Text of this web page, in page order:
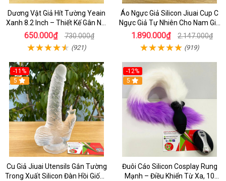
Dương Vật Giả Hít Tường Yeain
Xanh 8.2 Inch – Thiết Kế Gân Nổi
Chân Thật
650.000₫ 730.000₫
(921)
Áo Ngực Giả Silicon Jiuai Cup C
Ngực Giả Tự Nhiên Cho Nam Giả
Gái, Drag Queen
1.890.000₫ 2.147.000₫
(919)
-11%
5
Cu Giả Jiuai Utensils Gắn Tường
Trong Xuất Silicon Đàn Hồi Giống
-12%
5
Đuôi Cáo Silicon Cosplay Rung
Mạnh – Điều Khiển Từ Xa, 10